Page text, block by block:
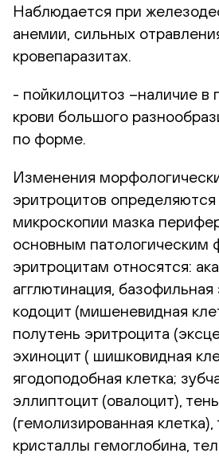
Наблюдается при
анемии, сильных
кровепаразитах.
- пойкилоцитоз –наличие в
крови большого
по форме.
Изменения
эритроцитов
микроскопии мазка
основным патологическим
эритроцитам относятся:
агглютинация, базофильная
кодоцит (мишеневидная
полутень эритроцита
эхиноцит ( шишковидная
ягодоподобная клетка;
эллиптоцит (овалоцит),
(гемолизированная клетка),
кристаллы гемоглобина,